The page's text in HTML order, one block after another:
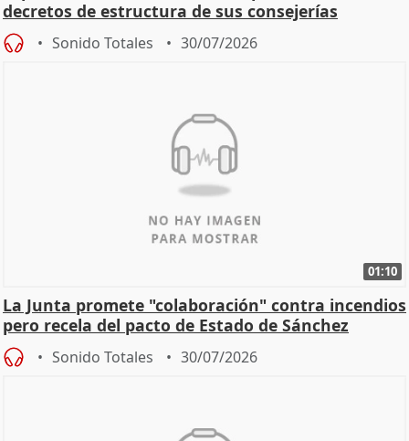
decretos de estructura de sus consejerías
Sonido Totales 30/07/2026
01:10
La Junta promete "colaboración" contra incendios
pero recela del pacto de Estado de Sánchez
Sonido Totales 30/07/2026